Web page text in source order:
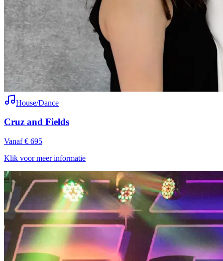
House/Dance
Cruz and Fields
Vanaf € 695
Klik voor meer informatie